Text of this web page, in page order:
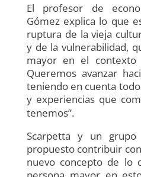
El profesor de
Gómez explica lo que
ruptura de la vieja
y de la vulnerabilidad,
mayor en el
Queremos avanzar
teniendo en cuenta
y experiencias que
tenemos”.
Scarpetta y un
propuesto contribuir
nuevo concepto de lo